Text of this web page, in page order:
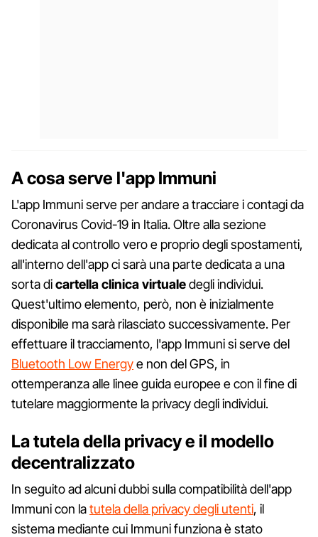
A cosa serve l'app Immuni
L'app Immuni serve per andare a tracciare i contagi da
Coronavirus Covid-19 in Italia. Oltre alla sezione
dedicata al controllo vero e proprio degli spostamenti,
all'interno dell'app ci sarà una parte dedicata a una
sorta dicartella clinica virtualedegli individui.
Quest'ultimo elemento, però, non è inizialmente
disponibile ma sarà rilasciato successivamente. Per
effettuare il tracciamento, l'app Immuni si serve del
Bluetooth Low Energye non del GPS, in
ottemperanza alle linee guida europee e con il fine di
tutelare maggiormente la privacy degli individui.
La tutela della privacy e il modello
decentralizzato
In seguito ad alcuni dubbi sulla compatibilità dell'app
Immuni con latutela della privacy degli utenti, il
sistema mediante cui Immuni funziona è stato